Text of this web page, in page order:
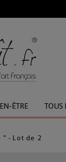
ÊTRE TOUS
" - Lot de 2